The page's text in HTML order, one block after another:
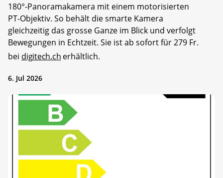
180°-Panoramakamera mit einem motorisierten
PT-Objektiv. So behält die smarte Kamera
gleichzeitig das grosse Ganze im Blick und verfolgt
Bewegungen in Echtzeit. Sie ist ab sofort für 279 Fr.
bei digitech.ch erhältlich.
6. Jul 2026